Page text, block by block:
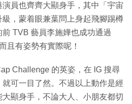
員也齊齊大顯身手，其中「宇宙
，蒙着眼兼葉問上身起飛腳踢樽
TVB 藝員李施嬅也成功通過
且有姿勢有實際呢！
Challenge 的英姿，在 IG 搜尋
就可一目了然。不過以上動作是經
顯身手，不論大人、小朋友都切